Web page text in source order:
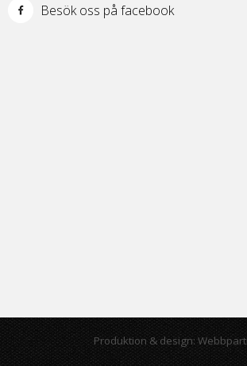
Besök oss på facebook
Produktion & design: